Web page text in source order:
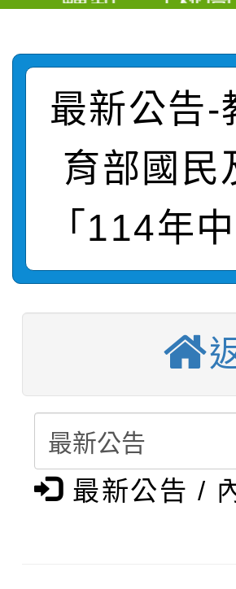
動辦法」
轉知臺中市
城市手牽手
畫影片一案
轉知：「115
劇比賽實施
表
轉知：桃園
敬師藝文競
【甄選結果(
學年度第1學
結果(第11招)
學年度第1學
結果(第3招)
【甄選結果(
學年度第1
結果(第4招)
【甄選結果
學年度第1學
結果(第12招)
轉知：桃園
賽及師生本
賽實施要點
轉知：「桃
比賽實施要
轉知：「115
最新公告-
育部國民
「114年
最新公告 /